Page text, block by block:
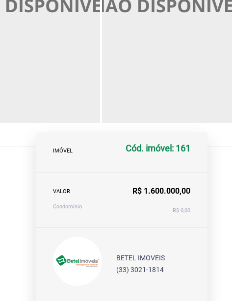
IMÓVEL Cód. imóvel: 161
VALOR R$ 1.600.000,00
Condomínio
R$ 0,00
BETEL IMOVEIS
(33) 3021-1814